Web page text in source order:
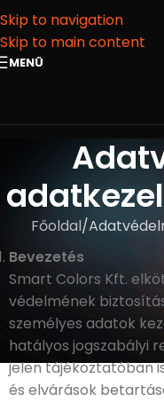
Skip to navigation
Skip to main content
MENÜ
Főoldal
Bevezetés
Smart Colors Kft.
védelmének
személyes adatok
hatályos jogszabályi
jelen tájékoztatóban
és elvárások